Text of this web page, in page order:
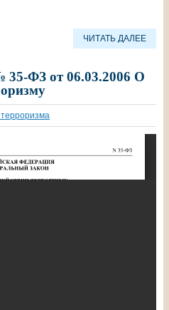
ЧИТАТЬ ДАЛЕЕ
ФЗ от 06.03.2006 О